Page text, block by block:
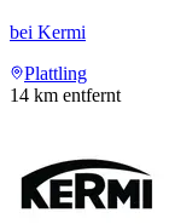
bei Kermi
Plattling
14 km entfernt